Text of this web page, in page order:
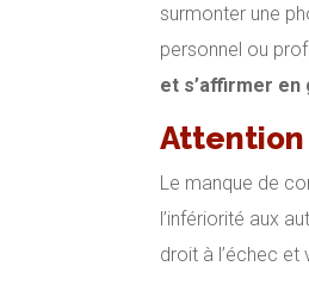
surmonter une
personnel ou
et s’affirmer en
Attention
Le manque de
l’infériorité aux
droit à l’échec et